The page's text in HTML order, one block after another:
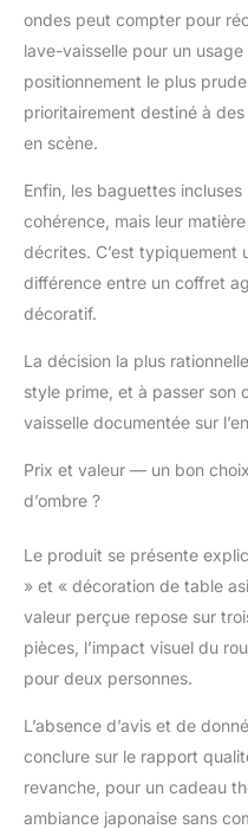
ondes peut compter pour
lave-vaisselle pour un
positionnement le plus
prioritairement destiné à
en scène.
Enfin, les baguettes
cohérence, mais leur
décrites. C’est typiquement
différence entre un coffret
décoratif.
La décision la plus
style prime, et à passer son
vaisselle documentée sur
Prix et valeur — un bon
d’ombre ?
Le produit se présente
» et « décoration de table
valeur perçue repose sur
pièces, l’impact visuel du
pour deux personnes.
L’absence d’avis et de
conclure sur le rapport
revanche, pour un cadeau
ambiance japonaise sans